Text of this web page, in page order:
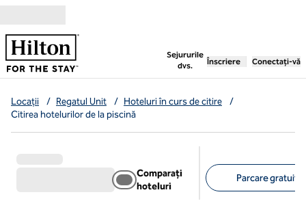
Sejururile
dvs.
, deschide o filă nouă
Înscriere Conectați-vă
Locații / Regatul Unit / Hoteluri în curs de citire
/
Citirea hotelurilor de la piscină
Comparați
hoteluri
Parcare gratuită